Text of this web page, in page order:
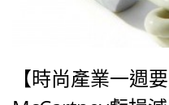
【時尚產業一週